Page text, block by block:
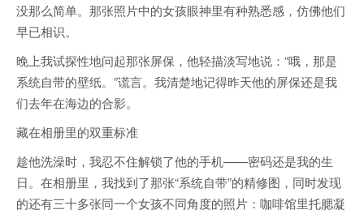
没那么简单。那张照片中的女孩眼神里有种熟悉感，仿佛他们
早已相识。
晚上我试探性地问起那张屏保，他轻描淡写地说：“哦，那是
系统自带的壁纸。”谎言。我清楚地记得昨天他的屏保还是我
们去年在海边的合影。
藏在相册里的双重标准
趁他洗澡时，我忍不住解锁了他的手机——密码还是我的生
日。在相册里，我找到了那张“系统自带”的精修图，同时发现
的还有三十多张同一个女孩不同角度的照片：咖啡馆里托腮凝